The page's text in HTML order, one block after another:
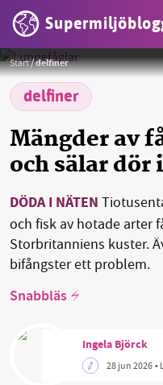
OMRÅDEN
MILJÖFAKTA
OM OSS
Facebook
Start/delfiner
delfiner
Mängder av
och sälar
DÖDA I NÄTEN
och fisk av hotade arter
Storbritanniens kuster.
bifångster ett problem.
Snabbläs
Ingela Björck
28 jun 2026•